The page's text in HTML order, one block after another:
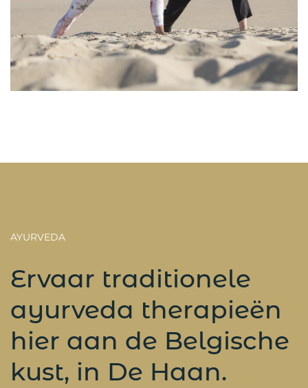
AYURVEDA
Ervaar traditionele
ayurveda therapieën
hier aan de Belgische
kust, in De Haan.